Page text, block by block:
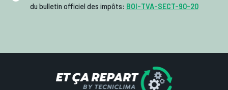
du bulletin officiel des impôts: BOI-TVA-SECT-90-20